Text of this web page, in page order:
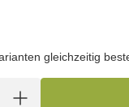
gleichzeitig